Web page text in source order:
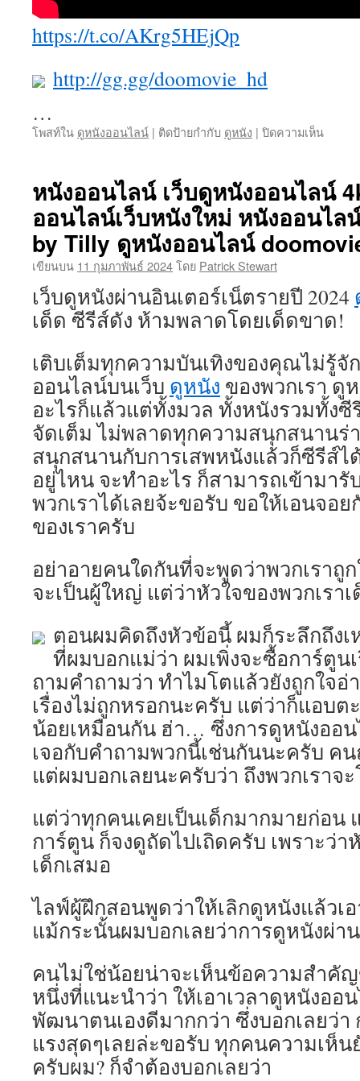
https://t.co/AKrg5HEjQp
http://gg.gg/doomovie_hd
…
โพสท์ใน ดูหนังออนไลน์ | ติดป้ายกำกับ ดูหนัง | ปิดความเห็นบน
ออนไ
webดู
หนัง
ออนไ
ฟรี
ดู
หนัง
ออนไ
ตรง
หนัง
ออนไ
หนัง
ฟรี
Top
74
by
หนัง
19
24
หนังออนไลน์ เว็บดูหนังออนไลน์
ออนไลน์เว็บหนังใหม่ หนังออนไล
by Tilly ดูหนังออนไลน์
เขียนบน 11 กุมภาพันธ์ 2024โดย Patrick Stewart
เว็บดูหนังผ่านอินเตอร์เน็ตรายปี 2024
เด็ด ซีรีส์ดัง ห้ามพลาดโดยเด็ดขาด!
เติบเต็มทุกความบันเทิงของคุณไม่รู้จั
ออนไลน์บนเว็บ ดูหนัง ของพวกเรา ดู
อะไรก็แล้วแต่ทั้งมวล ทั้งหนังรวมทั้ง
จัดเต็ม ไม่พลาดทุกความสนุกสนานร่
สนุกสนานกับการเสพหนังแล้วก็ซีรีส์ไ
อยู่ไหน จะทำอะไร ก็สามารถเข้ามา
พวกเราได้เลยจ้ะขอรับ ขอให้เอนจอ
ของเราครับ
อย่าอายคนใดกันที่จะพูดว่าพวกเราถู
จะเป็นผู้ใหญ่ แต่ว่าหัวใจของพวกเราเ
ตอนผมคิดถึงหัวข้อนี้ ผมก็ระลึกถึงเ
ที่ผมบอกแม่ว่า ผมเพิ่งจะซื้อการ์ตูน
ถามคำถามว่า ทำไมโตแล้วยังถูกใจ
เรื่องไม่ถูกหรอกนะครับ แต่ว่าก็แอบ
น้อยเหมือนกัน ฮ่า… ซึ่งการดูหนังออ
เจอกับคำถามพวกนี้เช่นกันนะครับ ค
แต่ผมบอกเลยนะครับว่า ถึงพวกเราจะ
แต่ว่าทุกคนเคยเป็นเด็กมากมายก่อ
การ์ตูน ก็จงดูถัดไปเถิดครับ เพราะว่า
เด็กเสมอ
ไลฟ์ผู้ฝึกสอนพูดว่าให้เลิกดูหนังแล้วเ
แม้กระนั้นผมบอกเลยว่าการดูหนังผ่
คนไม่ใช่น้อยน่าจะเห็นข้อความสำคั
หนึ่งที่แนะนำว่า ให้เอาเวลาดูหนังออ
พัฒนาตนเองดีมากกว่า ซึ่งบอกเลยว่
แรงสุดๆเลยล่ะขอรับ ทุกคนความเห็น
ครับผม? ก็จำต้องบอกเลยว่า